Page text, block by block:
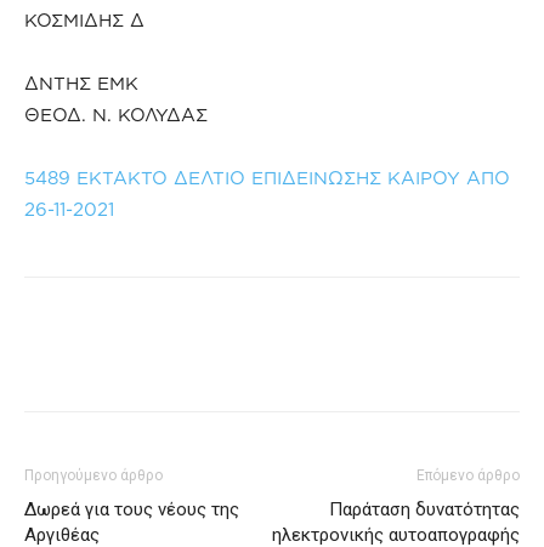
ΚΟΣΜΙΔΗΣ Δ
ΔΝΤΗΣ ΕΜΚ
ΘΕΟΔ. Ν. ΚΟΛΥΔΑΣ
5489 ΕΚΤΑΚΤΟ ΔΕΛΤΙΟ ΕΠΙΔΕΙΝΩΣΗΣ ΚΑΙΡΟΥ ΑΠΟ
26-11-2021
Προηγούμενο άρθρο
Δωρεά για τους νέους της
Αργιθέας
Επόμενο άρθρο
Παράταση δυνατότητας
ηλεκτρονικής αυτοαπογραφής